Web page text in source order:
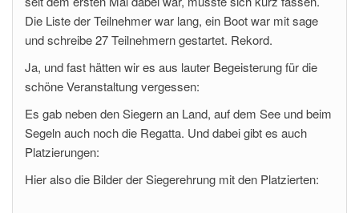
Die Liste der Teilnehmer war lang, ein Boot war mit sage
und schreibe 27 Teilnehmern gestartet. Rekord.
Ja, und fast hätten wir es aus lauter Begeisterung für die
schöne Veranstaltung vergessen:
Es gab neben den Siegern an Land, auf dem See und beim
Segeln auch noch die Regatta. Und dabei gibt es auch
Platzierungen:
Hier also die Bilder der Siegerehrung mit den Platzierten: